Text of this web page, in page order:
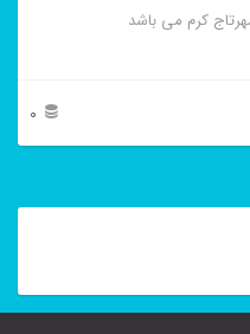
کرم می باشد
0